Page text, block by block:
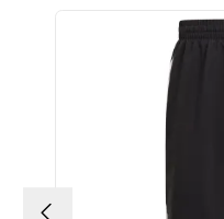
Pomiń galerię produktów